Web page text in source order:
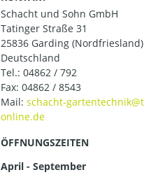
Schacht und Sohn GmbH
Tatinger Straße 31
25836 Garding (Nordfriesland)
Deutschland
Tel.: 04862 / 792
Fax: 04862 / 8543
Mail:
ÖFFNUNGSZEITEN
April - September